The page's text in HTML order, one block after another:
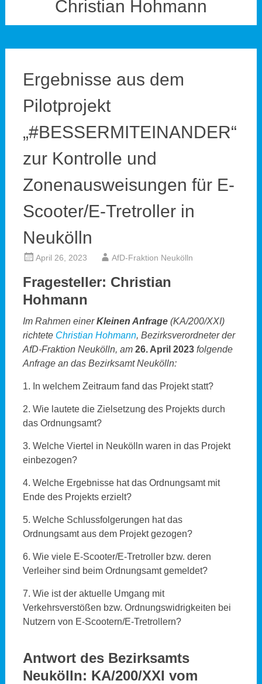
Christian Hohmann
Ergebnisse aus dem
Pilotprojekt
„#BESSERMITEINANDER“
zur Kontrolle und
Zonenausweisungen für E-
Scooter/E-Tretroller in
Neukölln
April 26, 2023 AfD-Fraktion Neukölln
Fragesteller: Christian
Hohmann
Im Rahmen einerKleinen Anfrage(KA/200/XXI)
richtete Christian Hohmann, Bezirksverordneter der
AfD-Fraktion Neukölln, am 26. April 2023 folgende
Anfrage an das Bezirksamt Neukölln:
1. In welchem Zeitraum fand das Projekt statt?
2. Wie lautete die Zielsetzung des Projekts durch
das Ordnungsamt?
3. Welche Viertel in Neukölln waren in das Projekt
einbezogen?
4. Welche Ergebnisse hat das Ordnungsamt mit
Ende des Projekts erzielt?
5. Welche Schlussfolgerungen hat das
Ordnungsamt aus dem Projekt gezogen?
6. Wie viele E-Scooter/E-Tretroller bzw. deren
Verleiher sind beim Ordnungsamt gemeldet?
7. Wie ist der aktuelle Umgang mit
Verkehrsverstößen bzw. Ordnungswidrigkeiten bei
Nutzern von E-Scootern/E-Tretrollern?
Antwort des Bezirksamts
Neukölln: KA/200/XXI vom